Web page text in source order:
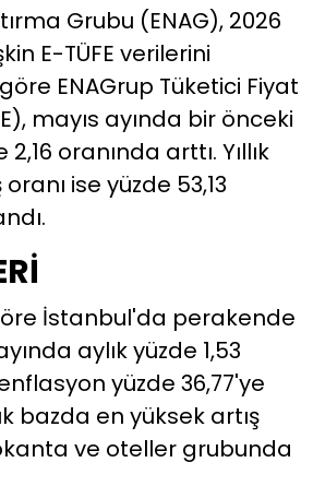
Grubu (ENAG), 2026
E-TÜFE verilerini
ENAGrup Tüketici Fiyat
mayıs ayında bir önceki
oranında arttı. Yıllık
ise yüzde 53,13
İstanbul'da perakende
aylık yüzde 1,53
yüzde 36,77'ye
bazda en yüksek artış
ve oteller grubunda